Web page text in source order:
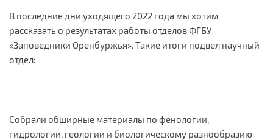
В последние дни уходящего 2022 года мы хотим
рассказать о результатах работы отделов ФГБУ
«Заповедники Оренбуржья». Такие итоги подвел научный
отдел:
Собрали обширные материалы по фенологии,
гидрологии, геологии и биологическому разнообразию